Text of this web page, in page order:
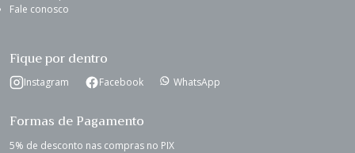
Fale conosco
Fique por dentro
Instagram Facebook WhatsApp
Formas de Pagamento
5% de desconto nas compras no PIX